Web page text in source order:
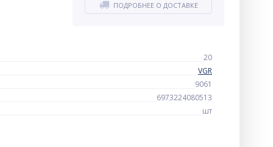
ПОДРОБНЕЕ О ДОСТАВКЕ
20
VGR
9061
6973224080513
шт